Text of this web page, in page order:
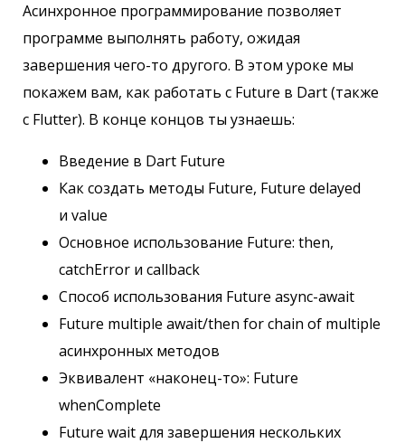
Асинхронное программирование позволяет
программе выполнять работу, ожидая
завершения чего-то другого. В этом уроке мы
покажем вам, как работать с Future в Dart (также
с Flutter). В конце концов ты узнаешь:
Введение в Dart Future
Как создать методы Future, Future delayed
и value
Основное использование Future: then,
catchError и callback
Способ использования Future async-await
Future multiple await/then for chain of multiple
асинхронных методов
Эквивалент «наконец-то»: Future
whenComplete
Future wait для завершения нескольких